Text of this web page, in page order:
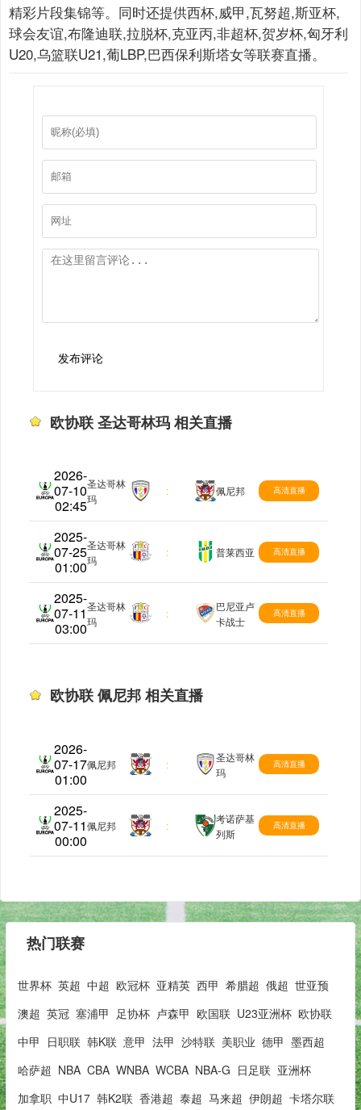
精彩片段集锦等。同时还提供西杯,威甲,瓦努超,斯亚杯,
球会友谊,布隆迪联,拉脱杯,克亚丙,非超杯,贺岁杯,匈牙利
U20,乌篮联U21,葡LBP,巴西保利斯塔女等联赛直播。
发布评论
欧协联 圣达哥林玛 相关直播
2026-
07-10
02:45
欧协联
圣达哥林
玛
: 佩尼邦 高清直播
2025-
07-25
01:00
欧协联
圣达哥林
玛
: 普莱西亚 高清直播
2025-
07-11
03:00
欧协联
圣达哥林
玛
:
巴尼亚卢
卡战士
高清直播
欧协联 佩尼邦 相关直播
2026-
07-17
01:00
欧协联
佩尼邦 :
圣达哥林
玛
高清直播
2025-
07-11
00:00
欧协联
佩尼邦 :
考诺萨基
列斯
高清直播
热门联赛
世界杯 英超 中超 欧冠杯 亚精英 西甲 希腊超 俄超 世亚预
澳超 英冠 塞浦甲 足协杯 卢森甲 欧国联 U23亚洲杯 欧协联
中甲 日职联 韩K联 意甲 法甲 沙特联 美职业 德甲 墨西超
哈萨超 NBA CBA WNBA WCBA NBA-G 日足联 亚洲杯
加拿职 中U17 韩K2联 香港超 泰超 马来超 伊朗超 卡塔尔联